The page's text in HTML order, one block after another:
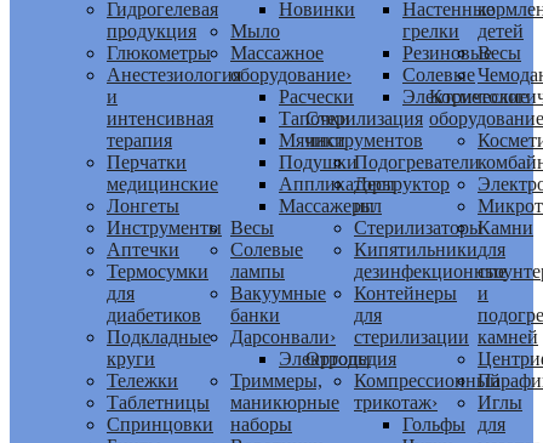
Гидрогелевая
продукция
Глюкометры
Анестезиология
и
интенсивная
терапия
Перчатки
медицинские
Лонгеты
Инструменты
Аптечки
Термосумки
для
диабетиков
Подкладные
круги
Тележки
Таблетницы
Спринцовки
Новинки
Мыло
Массажное
оборудование›
Расчески
Тапочки
Мячики
Подушки
Аппликаторы
Массажеры
Весы
Солевые
лампы
Вакуумные
банки
Дарсонвали›
Электроды
Триммеры,
маникюрные
наборы
Настенные
грелки
Резиновые
Солевые
Электрические
Стерилизация
инструментов
Подогреватели
Деструктор
игл
Стерилизаторы
Кипятильники
дезинфекционные
Контейнеры
для
стерилизации
Ортопедия
Компрессионный
трикотаж›
Гольфы
детей
Весы
оборудование
Камни
для
и
камней
Иглы
для